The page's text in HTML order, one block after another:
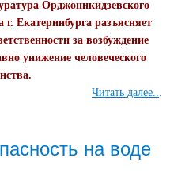
Орджоникидзевского
г. Екатеринбурга разъясняет
за возбуждение
унижение человеческого
Читать далее...
на воде